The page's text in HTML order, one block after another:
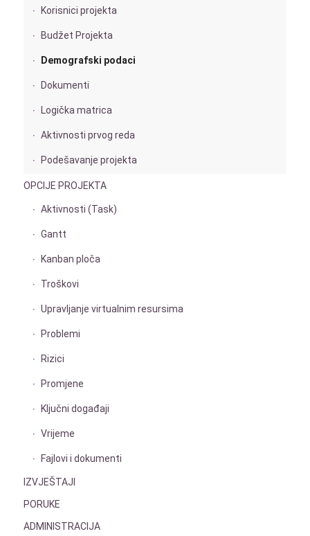
Korisnici projekta
Budžet Projekta
Demografski podaci
Dokumenti
Logička matrica
Aktivnosti prvog reda
Podešavanje projekta
OPCIJE PROJEKTA
Aktivnosti (Task)
Gantt
Kanban ploča
Troškovi
Upravljanje virtualnim resursima
Problemi
Rizici
Promjene
Ključni događaji
Vrijeme
Fajlovi i dokumenti
IZVJEŠTAJI
PORUKE
ADMINISTRACIJA